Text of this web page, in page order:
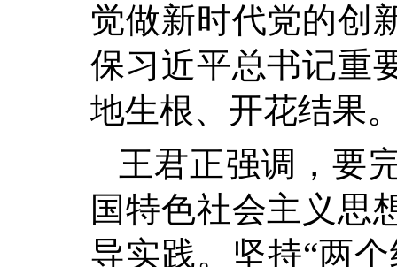
觉做新时代党的创
保习近平总书记重
地生根、开花结果
王君正强调，要
国特色社会主义思
导实践。 坚持“两